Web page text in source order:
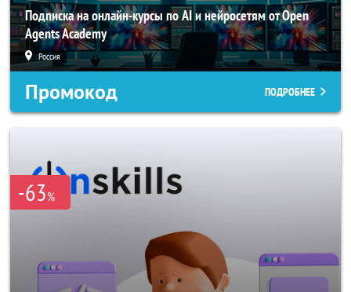
Подписка на онлайн-курсы по AI и нейросетям от Open
Agents Academy
Россия
Промокод ПОДРОБНЕЕ
-63%